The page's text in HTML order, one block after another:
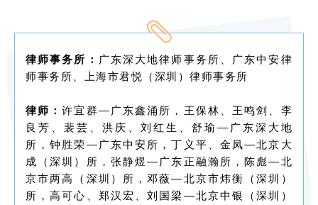
律师事务所： 广东深大地律师事务所、广东中安律
师事务所、上海市君悦（深圳）律师事务所
律师：许宜群—广东鑫涌所，王保林、王鸣剑、李
良芳、裴芸、洪庆、刘红生、舒瑜—广东深大地
所，钟胜荣—广东中安所，丁义平、金凤—北京大
成（深圳）所，张静煜—广东正融瀚所，陈彪—北
京市两高（深圳）所，邓薇—北京市炜衡（深圳）
所，高可心、郑汉宏、刘国梁—北京中银（深圳）